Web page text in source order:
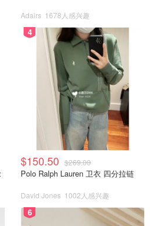
Adairs 1678人感兴趣
4
$150.50 $269.00
Polo Ralph Lauren 卫衣 四分拉链
David Jones 1002人感兴趣
6